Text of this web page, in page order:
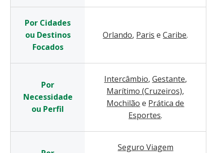
Por Cidades
ou Destinos
Focados
Orlando, Paris e Caribe.
Por
Necessidade
ou Perfil
Intercâmbio, Gestante,
Marítimo (Cruzeiros),
Mochilão e Prática de
Esportes.
Seguro Viagem